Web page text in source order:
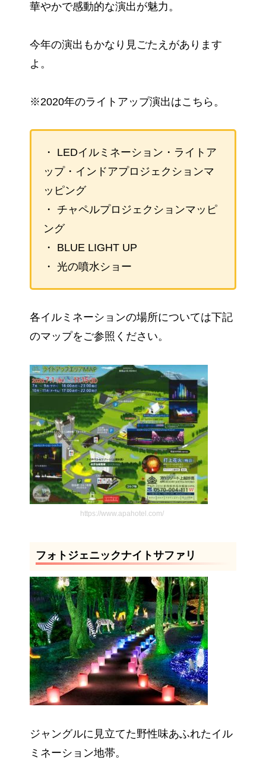
華やかで感動的な演出が魅力。
今年の演出もかなり見ごたえがあります
よ。
※2020年のライトアップ演出はこちら。
・ LEDイルミネーション・ライトア
ップ・インドアプロジェクションマ
ッピング
・ チャペルプロジェクションマッピ
ング
・ BLUE LIGHT UP
・ 光の噴水ショー
各イルミネーションの場所については下記
のマップをご参照ください。
https://www.apahotel.com/
フォトジェニックナイトサファリ
ジャングルに見立てた野性味あふれたイル
ミネーション地帯。